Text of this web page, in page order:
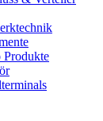
Produkte